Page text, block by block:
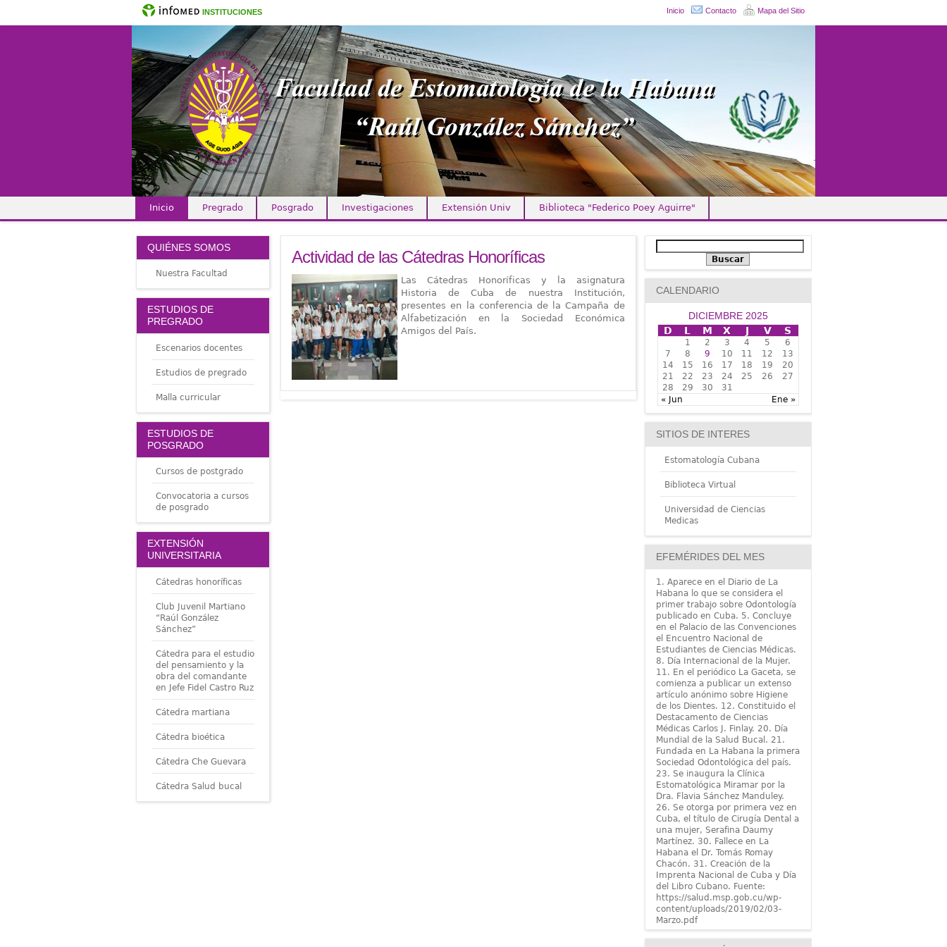
INSTITUCIONES Inicio Contacto Mapa del Sitio
Inicio Pregrado Posgrado Investigaciones Extensión Univ Biblioteca "Federico Poey Aguirre"
Actividad de las Cátedras Honoríficas
Las Cátedras Honoríficas y la asignatura
Historia de Cuba de nuestra Institución,
presentes en la conferencia de la Campaña de
Alfabetización en la Sociedad Económica
Amigos del País.
QUIÉNES SOMOS
Nuestra Facultad
ESTUDIOS DE
PREGRADO
Escenarios docentes
Estudios de pregrado
Malla curricular
ESTUDIOS DE
POSGRADO
Cursos de postgrado
Convocatoria a cursos
de posgrado
EXTENSIÓN
UNIVERSITARIA
Cátedras honoríficas
Club Juvenil Martiano
“Raúl González
Sánchez”
Cátedra para el estudio
del pensamiento y la
obra del comandante
en Jefe Fidel Castro Ruz
Cátedra martiana
Cátedra bioética
Cátedra Che Guevara
Cátedra Salud bucal
CALENDARIO
DICIEMBRE 2025
D
L M X J V S
« Jun Ene »
1 2 3 4 5
6
7
8 9 10 11 12
13
14
15 16 17 18 19
20
21
22 23 24 25 26
27
28
29 30 31
SITIOS DE INTERES
Estomatología Cubana
Biblioteca Virtual
Universidad de Ciencias
Medicas
EFEMÉRIDES DEL MES
1. Aparece en el Diario de La
Habana lo que se considera el
primer trabajo sobre Odontología
publicado en Cuba. 5. Concluye
en el Palacio de las Convenciones
el Encuentro Nacional de
Estudiantes de Ciencias Médicas.
8. Día Internacional de la Mujer.
11. En el periódico La Gaceta, se
comienza a publicar un extenso
artículo anónimo sobre Higiene
de los Dientes. 12. Constituido el
Destacamento de Ciencias
Médicas Carlos J. Finlay. 20. Día
Mundial de la Salud Bucal. 21.
Fundada en La Habana la primera
Sociedad Odontológica del país.
23. Se inaugura la Clínica
Estomatológica Miramar por la
Dra. Flavia Sánchez Manduley.
26. Se otorga por primera vez en
Cuba, el título de Cirugía Dental a
una mujer, Serafina Daumy
Martínez. 30. Fallece en La
Habana el Dr. Tomás Romay
Chacón. 31. Creación de la
Imprenta Nacional de Cuba y Día
del Libro Cubano. Fuente:
https://salud.msp.gob.cu/wp-
content/uploads/2019/02/03-
Marzo.pdf